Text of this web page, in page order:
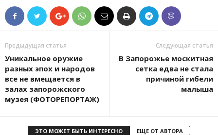
Предыдущая статья
Уникальное оружие
разных эпох и народов
все не вмещается в
залах запорожского
музея (ФОТОРЕПОРТАЖ)
Следующая статья
В Запорожье москитная
сетка едва не стала
причиной гибели
малыша
ЭТО МОЖЕТ БЫТЬ ИНТЕРЕСНО ЕЩЕ ОТ АВТОРА